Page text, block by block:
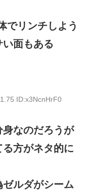
でリンチしよう
面もある
ID:x3NcnHrF0
なのだろうが
方がネタ的に
ルダがシーム